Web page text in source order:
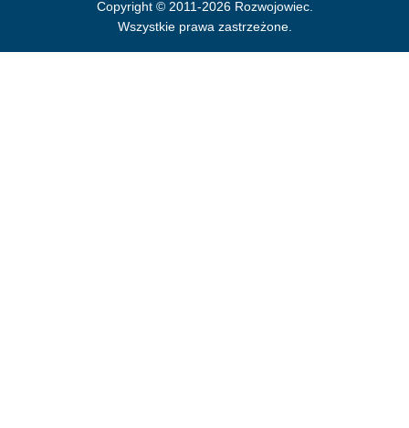
Copyright © 2011-2026 Rozwojowiec.
Wszystkie prawa zastrzeżone.